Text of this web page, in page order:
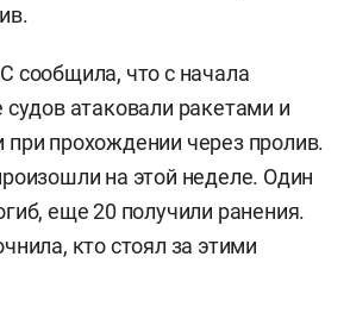
сообщила, что с начала
судов атаковали ракетами и
при прохождении через пролив.
на этой неделе. Один
еще 20 получили ранения.
кто стоял за этими